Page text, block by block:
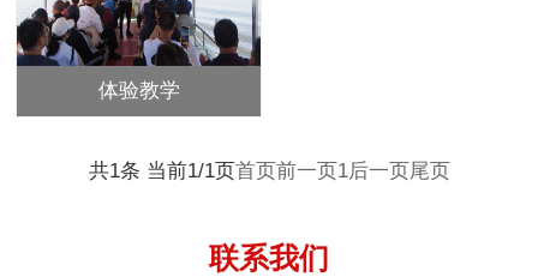
体验教学
共1条 当前1/1页首页前一页 1后一页 尾页
联系我们